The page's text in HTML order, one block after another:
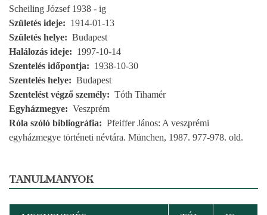
Scheiling József 1938 - ig
Születés ideje
1914-01-13
Születés helye
Budapest
Halálozás ideje
1997-10-14
Szentelés időpontja
1938-10-30
Szentelés helye
Budapest
Szentelést végző személy
Tóth Tihamér
Egyházmegye
Veszprém
Róla szóló bibliográfia
Pfeiffer János: A veszprémi
egyházmegye történeti névtára. München, 1987. 977-978. old.
TANULMÁNYOK